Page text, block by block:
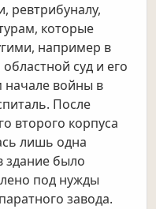
ревтрибуналу,
которые
например в
суд и его
начале войны в
После
второго корпуса
лишь одна
здание было
под нужды
завода.